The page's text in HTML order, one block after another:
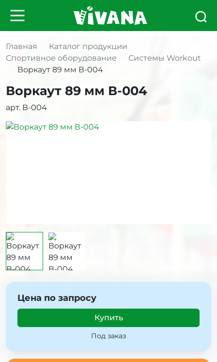
Главная
Каталог продукции
Спортивное оборудование
Системы Workout
Воркаут 89 мм В-004
Воркаут 89 мм В-004
арт. В-004
Цена по запросу
Купить
Под заказ